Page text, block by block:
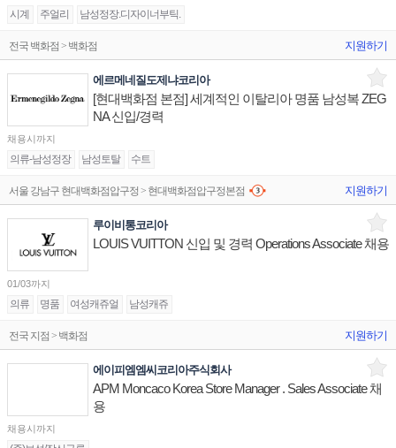
시계 주얼리 남성정장.디자이너부틱.
전국 백화점 > 백화점 지원하기
에르메네질도제냐코리아
[현대백화점 본점] 세계적인 이탈리아 명품 남성복 ZEG
NA 신입/경력
채용시까지
의류-남성정장 남성토탈 수트
서울 강남구 현대백화점압구정 > 현대백화점압구정본점 지원하기
루이비통코리아
LOUIS VUITTON 신입 및 경력 Operations Associate 채용
01/03까지
의류 명품 여성캐쥬얼 남성캐쥬
전국 지점 > 백화점 지원하기
에이피엠엠씨코리아주식회사
APM Moncaco Korea Store Manager . Sales Associate 채
용
채용시까지